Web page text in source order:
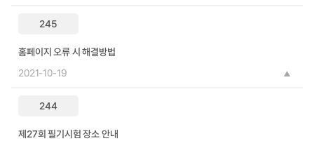
245
홈페이지 오류 시 해결방법
2021-10-19
244
제27회 필기시험 장소 안내